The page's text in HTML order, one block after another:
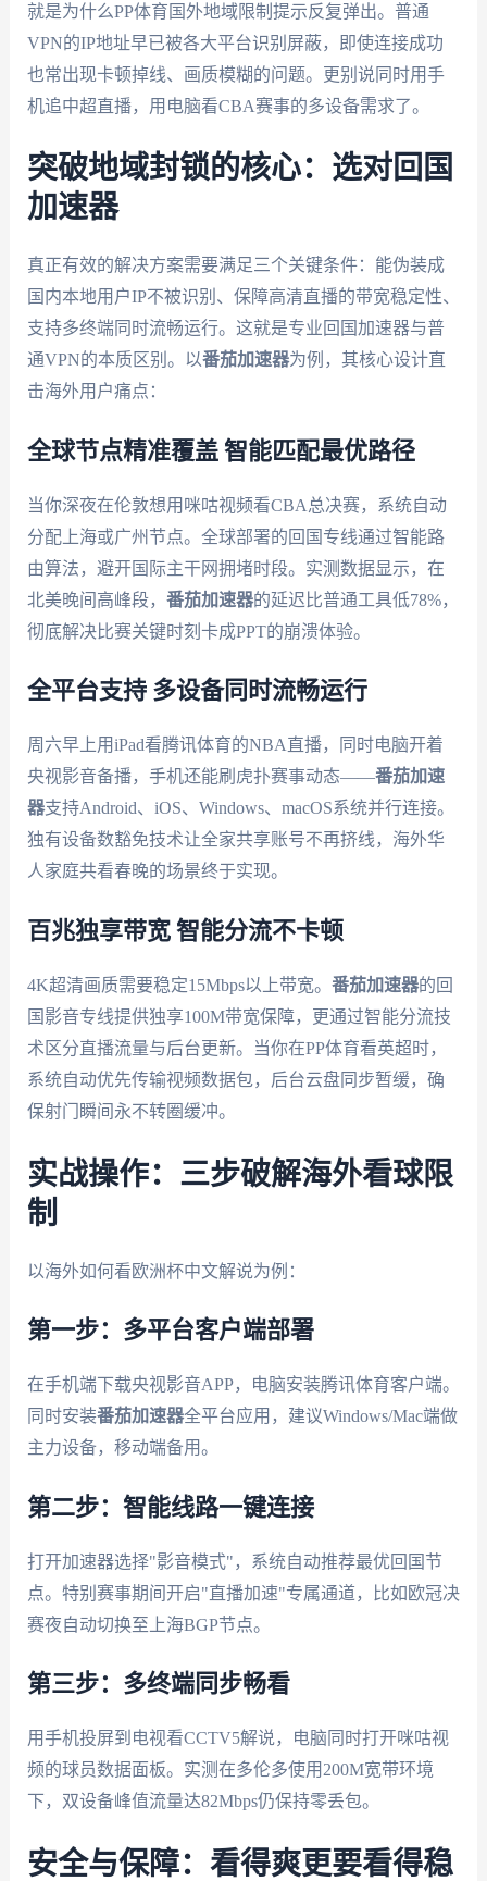
就是为什么PP体育国外地域限制提示反复弹出。普通
VPN的IP地址早已被各大平台识别屏蔽，即使连接成功
也常出现卡顿掉线、画质模糊的问题。更别说同时用手
机追中超直播，用电脑看CBA赛事的多设备需求了。
突破地域封锁的核心：选对回国
加速器
真正有效的解决方案需要满足三个关键条件：能伪装成
国内本地用户IP不被识别、保障高清直播的带宽稳定性、
支持多终端同时流畅运行。这就是专业回国加速器与普
通VPN的本质区别。以番茄加速器为例，其核心设计直
击海外用户痛点：
全球节点精准覆盖 智能匹配最优路径
当你深夜在伦敦想用咪咕视频看CBA总决赛，系统自动
分配上海或广州节点。全球部署的回国专线通过智能路
由算法，避开国际主干网拥堵时段。实测数据显示，在
北美晚间高峰段， 番茄加速器的延迟比普通工具低78%，
彻底解决比赛关键时刻卡成PPT的崩溃体验。
全平台支持 多设备同时流畅运行
周六早上用iPad看腾讯体育的NBA直播，同时电脑开着
央视影音备播，手机还能刷虎扑赛事动态——番茄加速
器支持Android、iOS、Windows、macOS系统并行连接。
独有设备数豁免技术让全家共享账号不再挤线，海外华
人家庭共看春晚的场景终于实现。
百兆独享带宽 智能分流不卡顿
4K超清画质需要稳定15Mbps以上带宽。 番茄加速器的回
国影音专线提供独享100M带宽保障，更通过智能分流技
术区分直播流量与后台更新。当你在PP体育看英超时，
系统自动优先传输视频数据包，后台云盘同步暂缓，确
保射门瞬间永不转圈缓冲。
实战操作：三步破解海外看球限
制
以海外如何看欧洲杯中文解说为例：
第一步：多平台客户端部署
在手机端下载央视影音APP，电脑安装腾讯体育客户端。
同时安装番茄加速器全平台应用，建议Windows/Mac端做
主力设备，移动端备用。
第二步：智能线路一键连接
打开加速器选择"影音模式"，系统自动推荐最优回国节
点。特别赛事期间开启"直播加速"专属通道，比如欧冠决
赛夜自动切换至上海BGP节点。
第三步：多终端同步畅看
用手机投屏到电视看CCTV5解说，电脑同时打开咪咕视
频的球员数据面板。实测在多伦多使用200M宽带环境
下，双设备峰值流量达82Mbps仍保持零丢包。
安全与保障：看得爽更要看得稳